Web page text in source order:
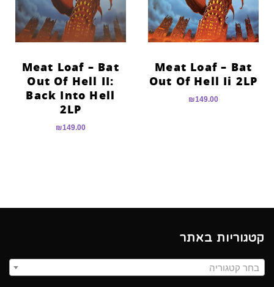
Meat Loaf – Bat
Out Of Hell Ii 2LP
₪149.00
Meat Loaf – Bat
Out Of Hell II:
Back Into Hell
2LP
₪149.00
קטגוריות באתר
בחר קטגוריה